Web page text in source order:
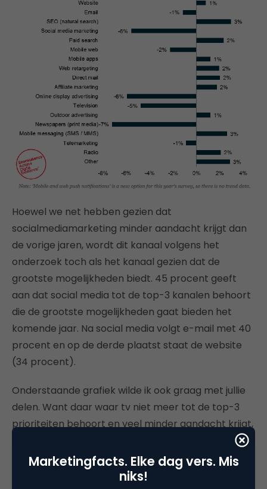
Hoewel we net hebben gezien dat
socialmediamarketing minder aandacht krijgt dan
de vorige jaren, wordt dit kanaal volgens het
onderzoek toch als het kanaal gezien dat de
grootste mogelijkheden biedt. 45 procent geeft
aan dat social media tot de top-3 kanalen behoort
die de grootste mogelijkheden gaat bieden het
komende jaar. Na social media volgt e-mail met 40
procent en op de derde plaatst staat de website
(34 procent).
Onderstaande grafiek wilde ik ook graag met jullie
delen. Want daar waar tv niet meer tot de top-3
prioriteiten behoort en veel minder aandacht krijgt,
is dit welk de plek waar de consument de meeste
tijd spendeert. Bij printmedia zien we duidelijk een
overschot: daar wordt veel minder tijd
Marketingfacts. Elke dag vers. Mis
niks!